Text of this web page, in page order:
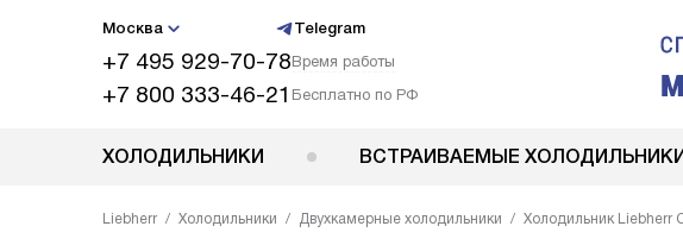
Москва Telegram
+7 495 929-70-78Время работы
+7 800 333-46-21 Бесплатно по РФ
ХОЛОДИЛЬНИКИ ВСТРАИВАЕМЫЕ ХОЛОДИЛЬНИКИ
Liebherr Холодильники Двухкамерные холодильники Холодильник Liebherr